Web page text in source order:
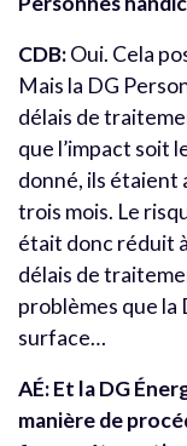
CDB:Oui. Cela
Mais la DG
délais de
que l’impact soit
donné, ils étaient
trois mois. Le
était donc réduit
délais de
problèmes que
surface…
AÉ: Et la DG
manière de